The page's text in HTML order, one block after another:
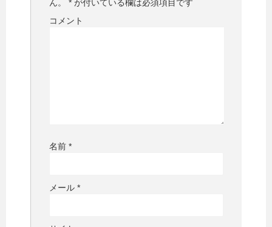
ん。
* が付いている欄は必須項目です
コメント
名前 *
メール *